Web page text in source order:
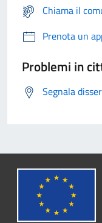
Chiama il
Prenota un
Problemi in
Segnala